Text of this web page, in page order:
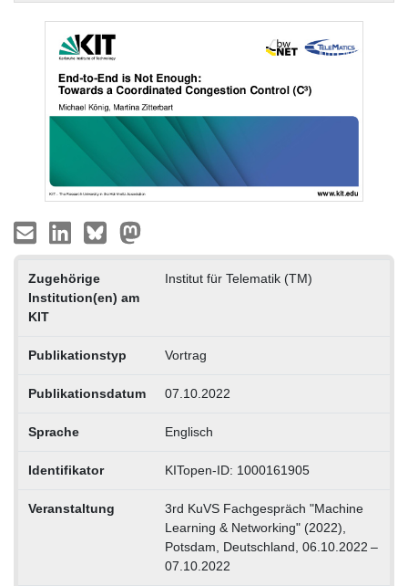
Zugehörige
Institution(en) am
KIT
Institut für Telematik (TM)
Publikationstyp Vortrag
Publikationsdatum 07.10.2022
Sprache Englisch
Identifikator KITopen-ID: 1000161905
Veranstaltung
3rd KuVS Fachgespräch "Machine
Learning & Networking" (2022),
Potsdam, Deutschland, 06.10.2022 –
07.10.2022